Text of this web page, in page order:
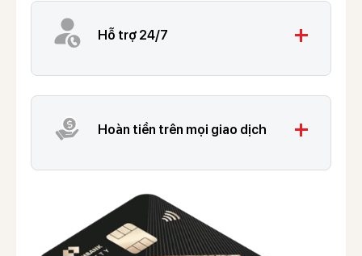
Hỗ trợ 24/7 add
Hoàn tiền trên mọi giao dịch add